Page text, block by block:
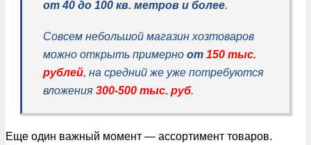
от 40 до 100 кв. метров и более.
Совсем небольшой магазин хозтоваров
можно открыть примерно от 150 тыс.
рублей, на средний же уже потребуются
вложения 300-500 тыс. руб.
Еще один важный момент — ассортимент товаров.